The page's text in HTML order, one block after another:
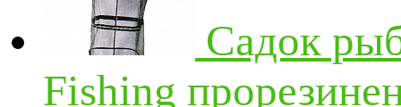
Садок
Fishing